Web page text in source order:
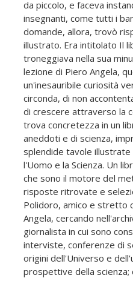
da piccolo, e faceva
insegnanti, come tutti i
domande, allora, trovò
illustrato. Era intitolato Il
troneggiava nella sua
lezione di Piero Angela,
un'inesauribile curiosità
circonda, di non
di crescere attraverso la
trova concretezza in un
aneddoti e di scienza,
splendide tavole illustrate
l'Uomo e la Scienza. Un
che sono il motore del
risposte ritrovate e
Polidoro, amico e stretto
Angela, cercando
giornalista in cui sono
interviste, conferenze di
origini dell'Universo e
prospettive della scienza;